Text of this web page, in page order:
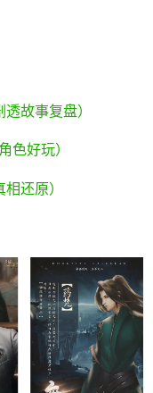
故事复盘）
色好玩）
还原）